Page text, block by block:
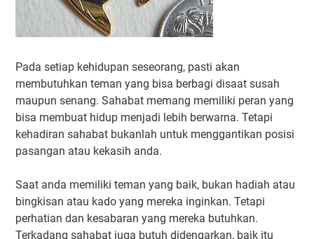
Pada setiap kehidupan seseorang, pasti akan
membutuhkan teman yang bisa berbagi disaat susah
maupun senang. Sahabat memang memiliki peran yang
bisa membuat hidup menjadi lebih berwarna. Tetapi
kehadiran sahabat bukanlah untuk menggantikan posisi
pasangan atau kekasih anda.
Saat anda memiliki teman yang baik, bukan hadiah atau
bingkisan atau kado yang mereka inginkan. Tetapi
perhatian dan kesabaran yang mereka butuhkan.
Terkadang sahabat juga butuh didengarkan, baik itu